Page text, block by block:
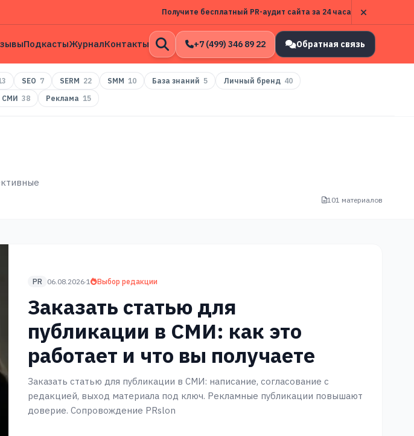
Получите бесплатный PR-аудит сайта за 24 часа
ПодкастыЖурналКонтакты
Открыть
поиск
+7 (499) 346 89 22 Обратная связь
SEO 7 SERM 22 SMM 10 База знаний 5 Личный бренд 40
СМИ 38 Реклама 15
101 материалов
PR 06.08.2026·1 Выбор редакции
Заказать статью для
публикации в СМИ: как это
работает и что вы получаете
Заказать статью для публикации в СМИ: написание, согласование с
редакцией, выход материала под ключ. Рекламные публикации повышают
доверие. Сопровождение PRslon